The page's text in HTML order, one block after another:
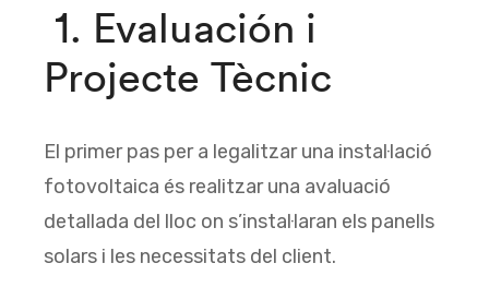
1. Evaluación i
Projecte Tècnic
El primer pas per a legalitzar una instal·lació
fotovoltaica és realitzar una avaluació
detallada del lloc on s’instal·laran els panells
solars i les necessitats del client.